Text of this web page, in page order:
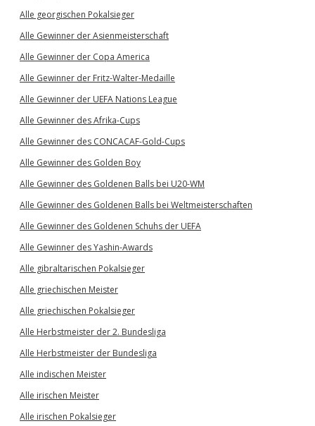
Alle georgischen Pokalsieger
Alle Gewinner der Asienmeisterschaft
Alle Gewinner der Copa America
Alle Gewinner der Fritz-Walter-Medaille
Alle Gewinner der UEFA Nations League
Alle Gewinner des Afrika-Cups
Alle Gewinner des CONCACAF-Gold-Cups
Alle Gewinner des Golden Boy
Alle Gewinner des Goldenen Balls bei U20-WM
Alle Gewinner des Goldenen Balls bei Weltmeisterschaften
Alle Gewinner des Goldenen Schuhs der UEFA
Alle Gewinner des Yashin-Awards
Alle gibraltarischen Pokalsieger
Alle griechischen Meister
Alle griechischen Pokalsieger
Alle Herbstmeister der 2. Bundesliga
Alle Herbstmeister der Bundesliga
Alle indischen Meister
Alle irischen Meister
Alle irischen Pokalsieger